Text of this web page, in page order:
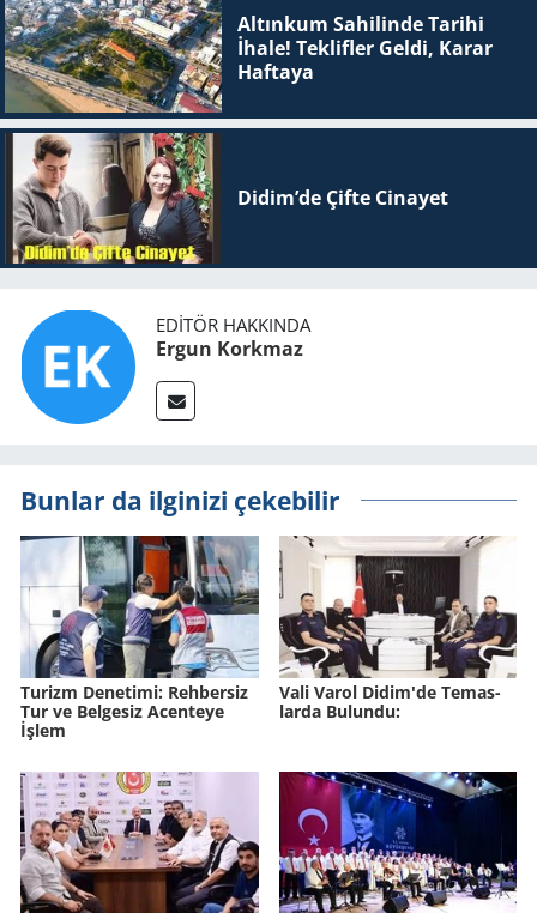
Altınkum Sahilinde Tarihi
İhale! Teklifler Geldi, Karar
Haftaya
Didim’de Çifte Ci­na­yet
EDITÖR HAKKINDA
Ergun Korkmaz
Bunlar da ilginizi çekebilir
Tu­rizm De­ne­ti­mi: Reh­ber­siz
Tur ve Bel­ge­siz Acen­te­ye
İşlem
Vali Varol Didim'de Te­mas­
lar­da Bu­lun­du: